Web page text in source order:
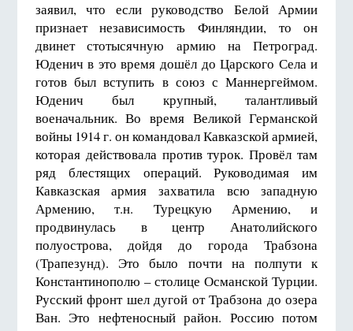
заявил, что если руководство Белой Армии
признает независимость Финляндии, то он
двинет стотысячную армию на Петроград.
Юденич в это время дошёл до Царского Села и
готов был вступить в союз с Маннергеймом.
Юденич был крупный, талантливый
военачальник. Во время Великой Германской
войны 1914 г. он командовал Кавказской армией,
которая действовала против турок. Провёл там
ряд блестящих операций. Руководимая им
Кавказская армия захватила всю западную
Армению, т.н. Турецкую Армению, и
продвинулась в центр Анатолийского
полуострова, дойдя до города Трабзона
(Трапезунд). Это было почти на полпути к
Константинополю – столице Османской Турции.
Русский фронт шел дугой от Трабзона до озера
Ван. Это нефтеносный район. Россию потом